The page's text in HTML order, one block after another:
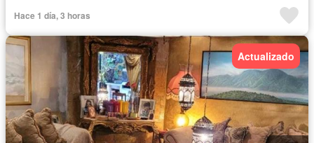
Hace 1 día, 3 horas
Actualizado